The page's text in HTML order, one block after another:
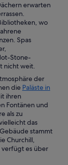
erwarten
wo
Spas
Stone-
nicht weit.
der
die Paläste in
ihren
Fontänen und
als zu
das
stammt
Churchill,
verfügt es über